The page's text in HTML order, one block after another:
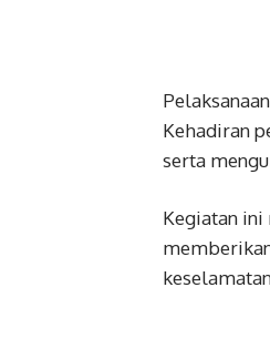
Kehadiran
serta
Kegiatan